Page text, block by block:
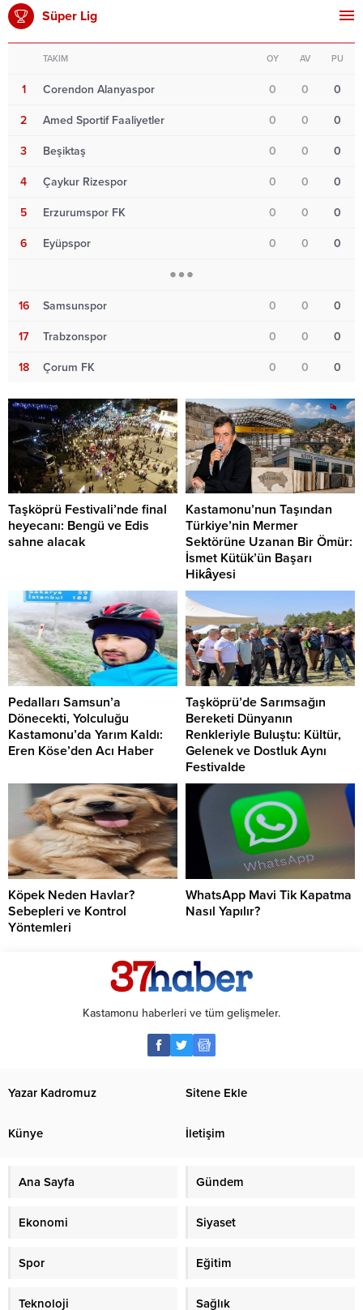
Süper Lig
TAKIM OY AV PU
1 Corendon Alanyaspor 0 0 0
2 Amed Sportif Faaliyetler 0 0 0
3 Beşiktaş 0 0 0
4 Çaykur Rizespor 0 0 0
5 Erzurumspor FK 0 0 0
6 Eyüpspor 0 0 0
16 Samsunspor 0 0 0
17 Trabzonspor 0 0 0
18 Çorum FK 0 0 0
Taşköprü Festivali’nde final
heyecanı: Bengü ve Edis
sahne alacak
Kastamonu’nun Taşından
Türkiye’nin Mermer
Sektörüne Uzanan Bir Ömür:
İsmet Kütük’ün Başarı
Hikâyesi
Pedalları Samsun’a
Dönecekti, Yolculuğu
Kastamonu’da Yarım Kaldı:
Eren Köse’den Acı Haber
Taşköprü’de Sarımsağın
Bereketi Dünyanın
Renkleriyle Buluştu: Kültür,
Gelenek ve Dostluk Aynı
Festivalde
Köpek Neden Havlar?
Sebepleri ve Kontrol
Yöntemleri
WhatsApp Mavi Tik Kapatma
Nasıl Yapılır?
Kastamonu haberleri ve tüm gelişmeler.
Yazar Kadromuz Sitene Ekle
Künye İletişim
Ana Sayfa Gündem
Ekonomi Siyaset
Spor Eğitim
Teknoloji Sağlık